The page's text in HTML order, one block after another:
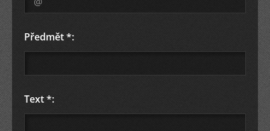
Předmět *:
Text *: